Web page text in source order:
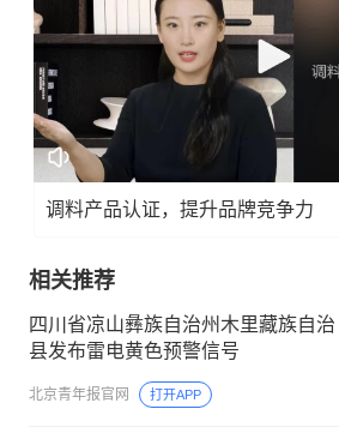
调料产品认证，提升品牌竞争力
相关推荐
四川省凉山彝族自治州木里藏族自治
县发布雷电黄色预警信号
北京青年报官网 打开APP